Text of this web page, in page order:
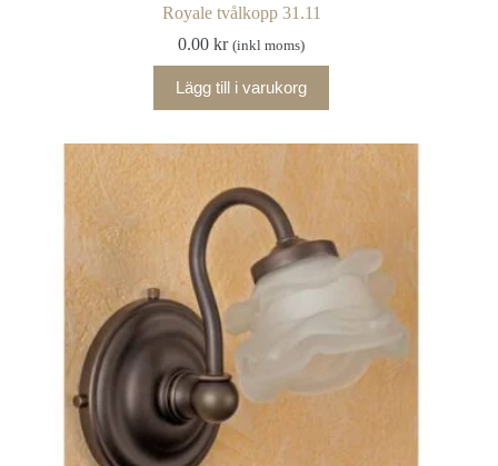
Royale tvålkopp 31.11
0.00kr (inkl moms)
Lägg till i varukorg